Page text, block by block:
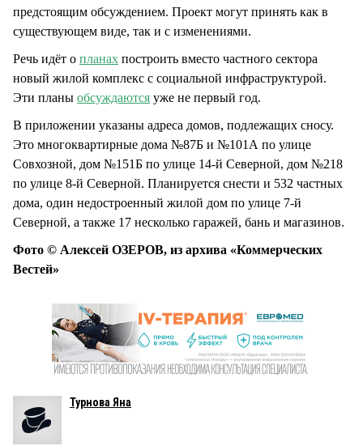
предстоящим обсуждением. Проект могут принять как в
существующем виде, так и с изменениями.
Речь идёт о планах построить вместо частного сектора
новый жилой комплекс с социальной инфраструктурой.
Эти планы обсуждаются уже не первый год.
В приложении указаны адреса домов, подлежащих сносу.
Это многоквартирные дома №87Б и №101А по улице
Совхозной, дом №151Б по улице 14-й Северной, дом №218
по улице 8-й Северной. Планируется снести и 532 частных
дома, один недостроенный жилой дом по улице 7-й
Северной, а также 17 несколько гаражей, бань и магазинов.
Фото © Алексей ОЗЕРОВ, из архива «Коммерческих
Вестей»
Турнова Яна